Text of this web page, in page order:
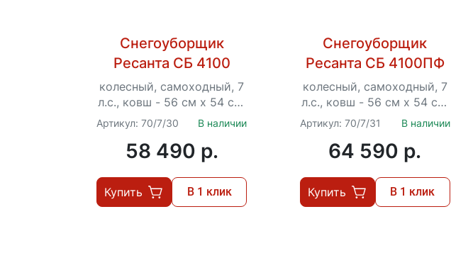
Снегоуборщик
Ресанта СБ 4100
колесный, самоходный, 7
л.с., ковш - 56 см x 54 см,
5 вперед / 2 назад,
ручной стартер
Артикул: 70/7/30 В наличии
58 490 p.
Купить В 1 клик
Снегоуборщик
Ресанта СБ 4100ПФ
колесный, самоходный, 7
л.с., ковш - 56 см x 54 см,
6 вперед / 2 назад,
ручной стартер, фара
Артикул: 70/7/31 В наличии
64 590 p.
Купить В 1 клик